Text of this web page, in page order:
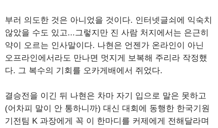
부러 의도한 것은 아니었을 것이다. 인터넷글쇠에 익숙치
않았을 수도 있고...그렇지만 진 사람 처지에서는 은근히
약이 오르는 인사말이다. 나현은 언젠가 온라인이 아닌
오프라인에서라도 만나면 멋지게 보복해 주리라 작정했
다. 그 복수의 기회를 오카게배에서 쥐었다.
결승전을 이긴 뒤 나현은 차마 자기 입으로 말은 못하고
(어차피 말이 안 통하니까) 대신 대회에 동행한 한국기원
기전팀 K 과장에게 꼭 이 한마디를 커제에게 전해달라며